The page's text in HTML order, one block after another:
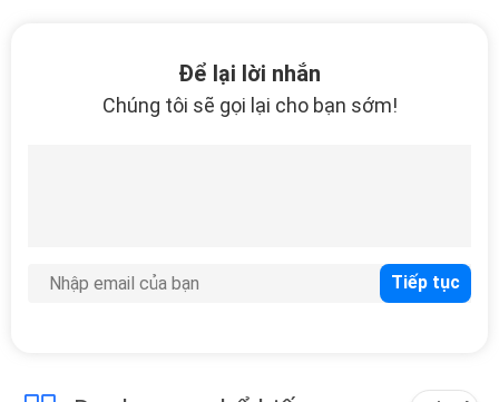
Để lại lời nhắn
Chúng tôi sẽ gọi lại cho bạn sớm!